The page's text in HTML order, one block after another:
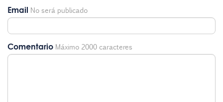
Email No será publicado
Comentario Máximo 2000 caracteres